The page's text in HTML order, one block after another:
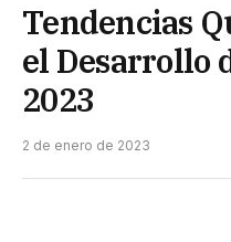
Tendencias
el Desarrollo
2023
2 de enero de 2023